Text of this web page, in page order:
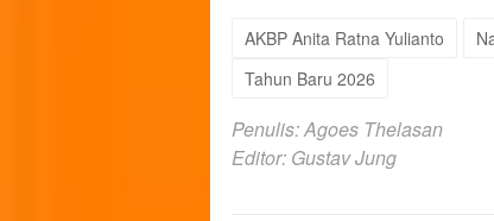
AKBP Anita Ratna Yulianto
Tahun Baru 2026
Penulis: Agoes Thelasan
Editor: Gustav Jung